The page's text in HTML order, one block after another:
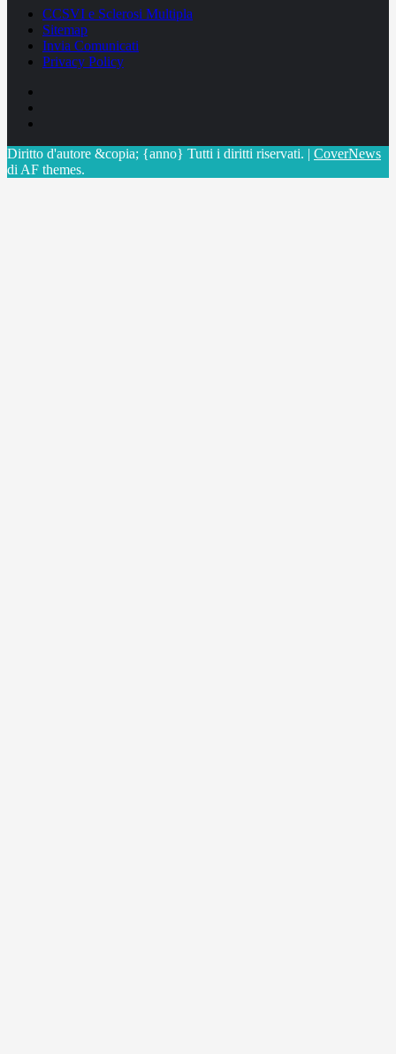
CCSVI e Sclerosi Multipla
Sitemap
Invia Comunicati
Privacy Policy
Diritto d'autore &copia; {anno} Tutti i diritti riservati. | CoverNews
di AF themes.